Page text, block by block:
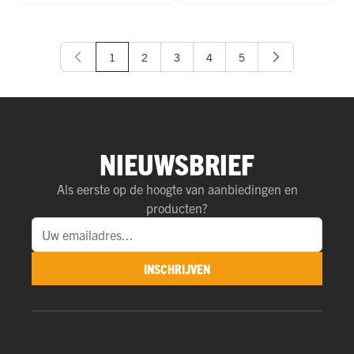
U lees momenteel pagina
1 Pagina
2 Pagina
3 Pagina
4 Pagina
5
NIEUWSBRIEF
Als eerste op de hoogte van aanbiedingen en
producten?
INSCHRIJVEN